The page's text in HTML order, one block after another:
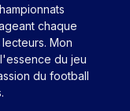
chaque
Mon
du jeu
du football